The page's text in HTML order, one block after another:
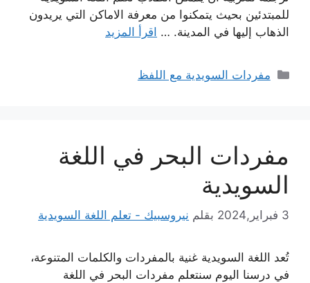
للمبتدئين بحيث يتمكنوا من معرفة الاماكن التي يريدون
الذهاب إليها في المدينة. … اقرأ المزيد
التصنيفات
مفردات السويدية مع اللفظ
مفردات البحر في اللغة
السويدية
3 فبراير,2024 بقلم نيروسبيك - تعلم اللغة السويدية
تُعد اللغة السويدية غنية بالمفردات والكلمات المتنوعة،
في درسنا اليوم سنتعلم مفردات البحر في اللغة